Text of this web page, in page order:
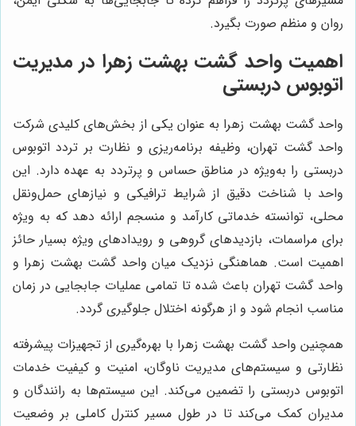
روان و منظم صورت بگیرد.
اهمیت واحد گشت بهشت زهرا در مدیریت
اتوبوس دربستی
واحد گشت بهشت زهرا به عنوان یکی از بخش‌های کلیدی شرکت
واحد گشت تهران، وظیفه برنامه‌ریزی و نظارت بر تردد اتوبوس
دربستی را به‌ویژه در مناطق حساس و پرتردد به عهده دارد. این
واحد با شناخت دقیق از شرایط ترافیکی و نیازهای حمل‌ونقل
محلی، توانسته خدماتی کارآمد و منسجم ارائه دهد که به ویژه
برای مراسمات، بازدیدهای گروهی و رویدادهای ویژه بسیار حائز
اهمیت است. هماهنگی نزدیک میان واحد گشت بهشت زهرا و
واحد گشت تهران باعث شده تا تمامی عملیات جابجایی در زمان
مناسب انجام شود و از هرگونه اختلال جلوگیری گردد.
همچنین واحد گشت بهشت زهرا با بهره‌گیری از تجهیزات پیشرفته
نظارتی و سیستم‌های مدیریت ناوگان، امنیت و کیفیت خدمات
اتوبوس دربستی را تضمین می‌کند. این سیستم‌ها به رانندگان و
مدیران کمک می‌کند تا در طول مسیر کنترل کاملی بر وضعیت